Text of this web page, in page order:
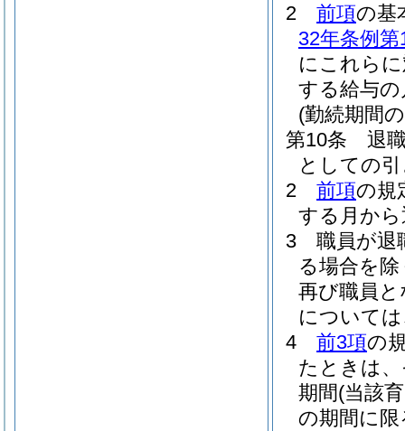
2
前項の基
32年条例第
にこれら
する給与
(勤続期間
第10条
退
としての
2
前項の規
する月か
3
職員が退
る場合を除
再び職員
について
4
前3項の
たときは
期間(当該
の期間に限